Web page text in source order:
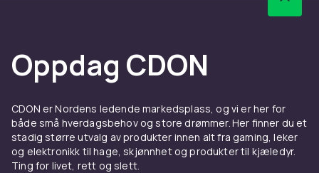
Oppdag CDON
CDON er Nordens ledende markedsplass, og vi er her for
både små hverdagsbehov og store drømmer. Her finner du et
stadig større utvalg av produkter innen alt fra gaming, leker
og elektronikk til hage, skjønnhet og produkter til kjæledyr.
Ting for livet, rett og slett.